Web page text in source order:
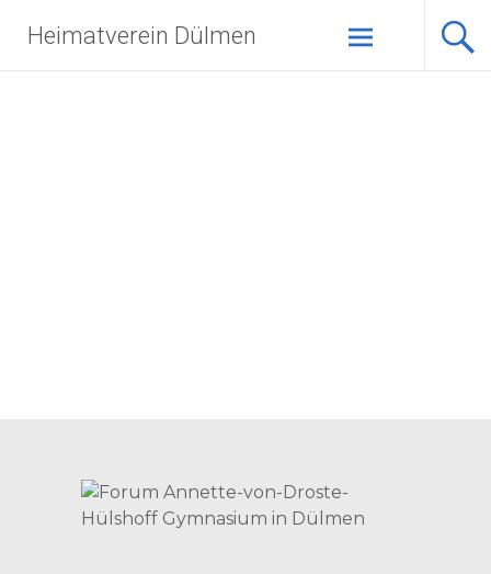
Inhalt
springen
Heimatverein Dülmen